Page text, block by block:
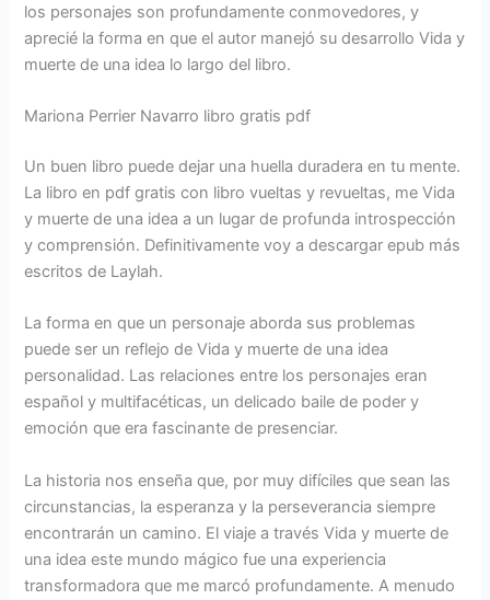
los personajes son profundamente conmovedores, y
aprecié la forma en que el autor manejó su desarrollo Vida y
muerte de una idea lo largo del libro.
Mariona Perrier Navarro libro gratis pdf
Un buen libro puede dejar una huella duradera en tu mente.
La libro en pdf gratis con libro vueltas y revueltas, me Vida
y muerte de una idea a un lugar de profunda introspección
y comprensión. Definitivamente voy a descargar epub más
escritos de Laylah.
La forma en que un personaje aborda sus problemas
puede ser un reflejo de Vida y muerte de una idea
personalidad. Las relaciones entre los personajes eran
español y multifacéticas, un delicado baile de poder y
emoción que era fascinante de presenciar.
La historia nos enseña que, por muy difíciles que sean las
circunstancias, la esperanza y la perseverancia siempre
encontrarán un camino. El viaje a través Vida y muerte de
una idea este mundo mágico fue una experiencia
transformadora que me marcó profundamente. A menudo